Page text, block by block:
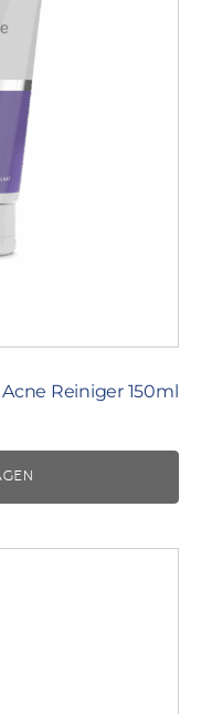
Reiniger 150ml